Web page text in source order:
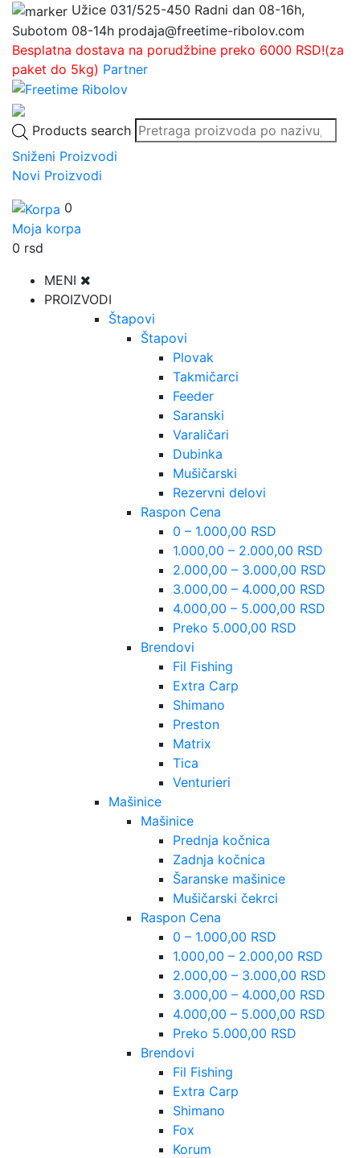
Užice 031/525-450 Radni dan 08-16h,
Subotom 08-14h prodaja@freetime-ribolov.com
Besplatna dostava na porudžbine preko 6000 RSD!(za
paket do 5kg) Partner
Products search
Sniženi Proizvodi
Novi Proizvodi
0
Moja korpa
0 rsd
MENI
PROIZVODI
Štapovi
Štapovi
Plovak
Takmičarci
Feeder
Saranski
Varaličari
Dubinka
Mušičarski
Rezervni delovi
Raspon Cena
0 – 1.000,00 RSD
1.000,00 – 2.000,00 RSD
2.000,00 – 3.000,00 RSD
3.000,00 – 4.000,00 RSD
4.000,00 – 5.000,00 RSD
Preko 5.000,00 RSD
Brendovi
Fil Fishing
Extra Carp
Shimano
Preston
Matrix
Tica
Venturieri
Mašinice
Mašinice
Prednja kočnica
Zadnja kočnica
Šaranske mašinice
Mušičarski čekrci
Raspon Cena
0 – 1.000,00 RSD
1.000,00 – 2.000,00 RSD
2.000,00 – 3.000,00 RSD
3.000,00 – 4.000,00 RSD
4.000,00 – 5.000,00 RSD
Preko 5.000,00 RSD
Brendovi
Fil Fishing
Extra Carp
Shimano
Fox
Korum